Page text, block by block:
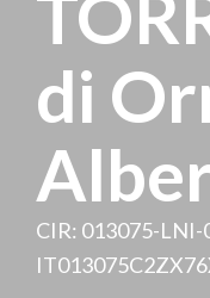
di
CIR: 013075-LNI-